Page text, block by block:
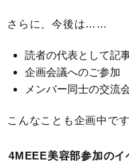
さらに、今後は……
読者の代表として記
企画会議へのご参加
メンバー同士の交流
こんなことも企画中です
4MEEE美容部参加のイ